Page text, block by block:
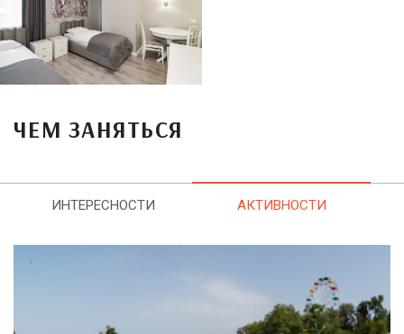
ЧЕМ ЗАНЯТЬСЯ
ИНТЕРЕСНОСТИ АКТИВНОСТИ